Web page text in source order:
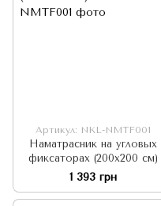
Артикул: NKL-NMTF001
Наматрасник на угловых
фиксаторах (200x200 см)
1 393 грн